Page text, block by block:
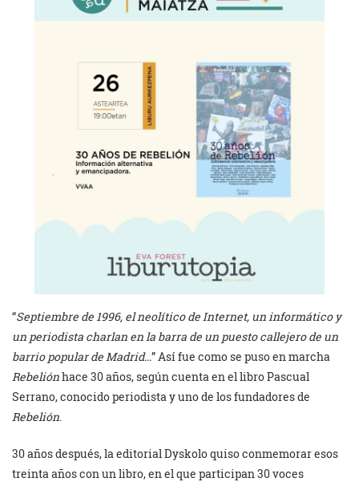
“Septiembre de 1996, el neolítico de Internet, un informático y
un periodista charlan en la barra de un puesto callejero de un
barrio popular de Madrid…” Así fue como se puso en marcha
Rebeliónhace 30 años, según cuenta en el libro Pascual
Serrano, conocido periodista y uno de los fundadores de
Rebelión.
30 años después, la editorial Dyskolo quiso conmemorar esos
treinta años con un libro, en el que participan 30 voces